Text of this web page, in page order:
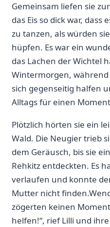
Gemeinsam liefen ‌sie
das Eis so dick war,
zu tanzen, als würden
hüpfen. Es war ein
das Lachen der⁢ Wichtel
Wintermorgen,
sich gegenseitig halfen
Alltags für​ einen
Plötzlich hörten sie ein
Wald. Die Neugier trieb
dem Geräusch, ‍bis sie
Rehkitz‍ entdeckten. Es
verlaufen und ​konnte
Mutter ​nicht
zögerten keinen
helfen!“, rief Lilli und